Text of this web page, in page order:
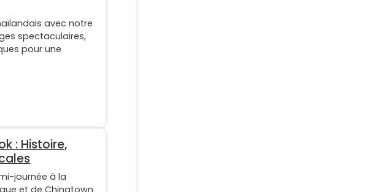
avec notre
spectaculaires,
pour une
: Histoire,
journée à la
et de Chinatown